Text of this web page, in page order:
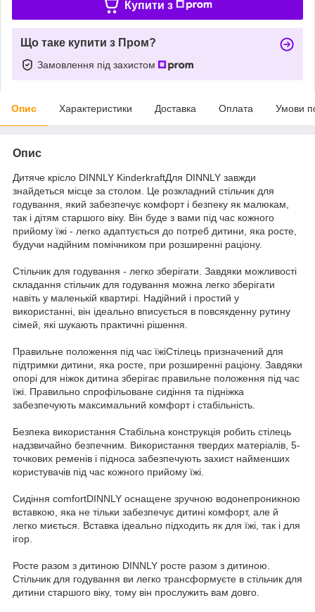
Купити з
Що таке купити з Пром?
Замовлення під захистом
Опис Характеристики Доставка Оплата Умови
Опис
Дитяче крісло DINNLY KinderkraftДля DINNLY завжди
знайдеться місце за столом. Це розкладний стільчик для
годування, який забезпечує комфорт і безпеку як малюкам,
так і дітям старшого віку. Він буде з вами під час кожного
прийому їжі - легко адаптується до потреб дитини, яка росте,
будучи надійним помічником при розширенні раціону.
Стільчик для годування - легко зберігати. Завдяки можливості
складання стільчик для годування можна легко зберігати
навіть у маленькій квартирі. Надійний і простий у
використанні, він ідеально вписується в повсякденну рутину
сімей, які шукають практичні рішення.
Правильне положення під час їжіСтілець призначений для
підтримки дитини, яка росте, при розширенні раціону. Завдяки
опорі для ніжок дитина зберігає правильне положення під час
їжі. Правильно спрофільоване сидіння та підніжка
забезпечують максимальний комфорт і стабільність.
Безпека використання Стабільна конструкція робить стілець
надзвичайно безпечним. Використання твердих матеріалів, 5-
точкових ременів і підноса забезпечують захист найменших
користувачів під час кожного прийому їжі.
Сидіння comfortDINNLY оснащене зручною водонепроникною
вставкою, яка не тільки забезпечує дитині комфорт, але й
легко миється. Вставка ідеально підходить як для їжі, так і для
ігор.
Росте разом з дитиною DINNLY росте разом з дитиною.
Стільчик для годування ви легко трансформуєте в стільчик для
дитини старшого віку, тому він прослужить вам довго.